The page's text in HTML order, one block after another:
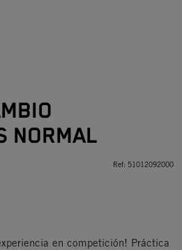
NORMAL
Ref: 51012092000
en competición! Práctica